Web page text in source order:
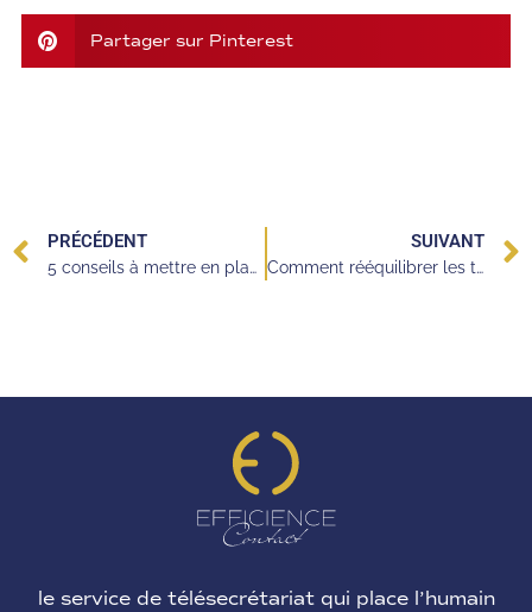
Partager sur Pinterest
PRÉCÉDENT
5 conseils à mettre en place rapidement pour améliorer la communication avec vos clients
SUIVANT
Comment rééquilibrer les tâches de son secrétariat ?
le service de télésecrétariat qui place l’humain